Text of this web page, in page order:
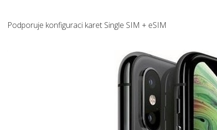
Podporuje konfiguraci karet Single SIM + eSIM